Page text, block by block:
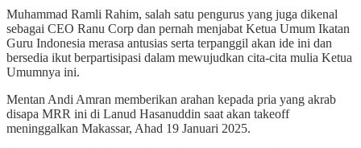
Muhammad Ramli Rahim, salah satu pengurus yang juga dikenal
sebagai CEO Ranu Corp dan pernah menjabat Ketua Umum Ikatan
Guru Indonesia merasa antusias serta terpanggil akan ide ini dan
bersedia ikut berpartisipasi dalam mewujudkan cita-cita mulia Ketua
Umumnya ini.
Mentan Andi Amran memberikan arahan kepada pria yang akrab
disapa MRR ini di Lanud Hasanuddin saat akan takeoff
meninggalkan Makassar, Ahad 19 Januari 2025.